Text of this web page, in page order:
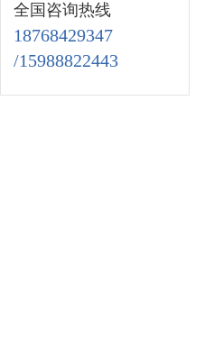
全国咨询热线
18768429347
/15988822443